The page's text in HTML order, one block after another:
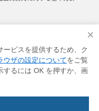
×
ビスを提供するため、ク
ウザの設定についてをご覧
するには OK を押すか、画
規定等